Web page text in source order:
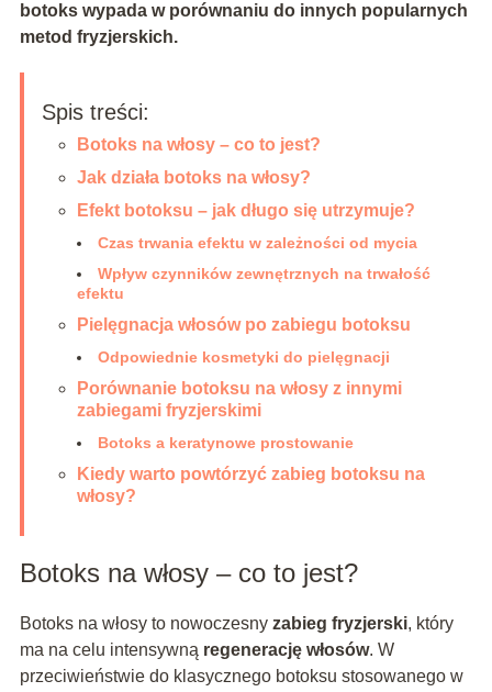
botoks wypada w porównaniu do innych popularnych
metod fryzjerskich.
Spis treści:
Botoks na włosy – co to jest?
Jak działa botoks na włosy?
Efekt botoksu – jak długo się utrzymuje?
Czas trwania efektu w zależności od mycia
Wpływ czynników zewnętrznych na trwałość
efektu
Pielęgnacja włosów po zabiegu botoksu
Odpowiednie kosmetyki do pielęgnacji
Porównanie botoksu na włosy z innymi
zabiegami fryzjerskimi
Botoks a keratynowe prostowanie
Kiedy warto powtórzyć zabieg botoksu na
włosy?
Botoks na włosy – co to jest?
Botoks na włosy to nowoczesny zabieg fryzjerski, który
ma na celu intensywną regenerację włosów. W
przeciwieństwie do klasycznego botoksu stosowanego w